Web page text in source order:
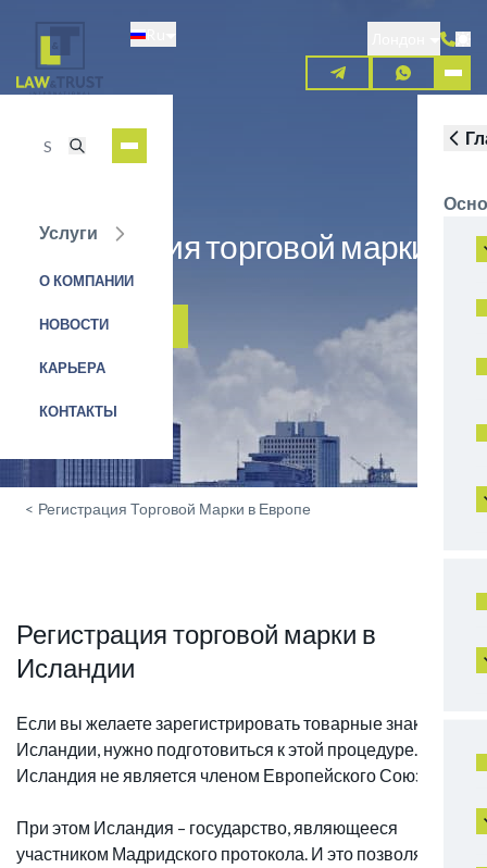
основному
содержанию
Услуги
О КОМПАНИИ
НОВОСТИ
КАРЬЕРА
КОНТАКТЫ
Регистрация торговой марки в
Исландии
ЗАЯВКА НА УСЛУГУ
< Регистрация Торговой Марки в Европе
Регистрация торговой марки в
Исландии
Если вы желаете зарегистрировать товарные знаки в
Исландии, нужно подготовиться к этой процедуре.
Исландия не является членом Европейского Союза.
При этом Исландия – государство, являющееся
участником Мадридского протокола. И это позволяет